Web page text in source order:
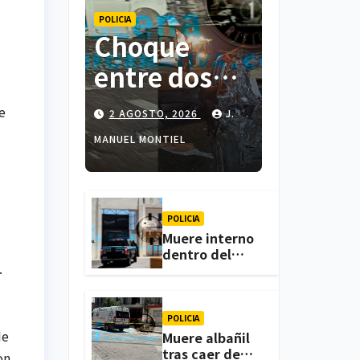
POLICIA
Choque
entre dos
colectivas y
dos
vehículos
deja cinco
personas
lesionadas
en
Atlihuetzia
2 AGOSTO, 2026
J.
MANUEL MONTIEL
POLICIA
Muere interno
dentro del
CERESO de
investiga el
caso
POLICIA
Muere albañil
tras caer de